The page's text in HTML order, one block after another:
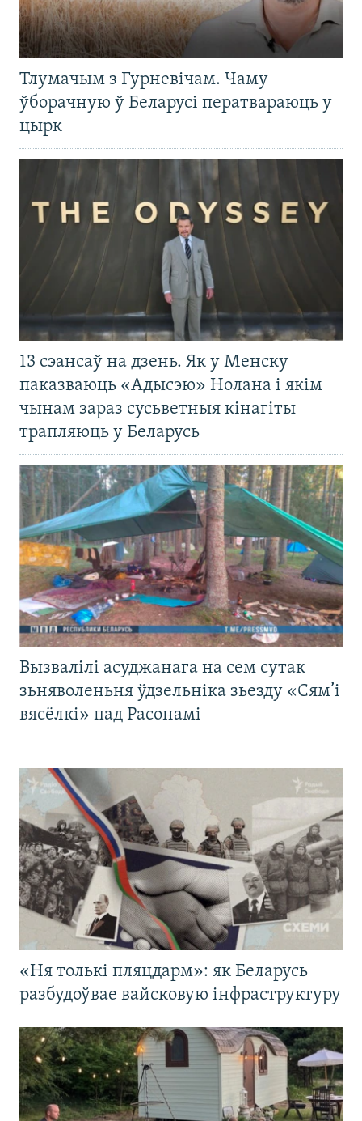
Тлумачым з Гурневічам. Чаму
ўборачную ў Беларусі ператвараюць у
цырк
13 сэансаў на дзень. Як у Менску
паказваюць «Адысэю» Нолана і якім
чынам зараз сусьветныя кінагіты
трапляюць у Беларусь
Вызвалілі асуджанага на сем сутак
зьняволеньня ўдзельніка зьезду «Сям’і
вясёлкі» пад Расонамі
«Ня толькі пляцдарм»: як Беларусь
разбудоўвае вайсковую інфраструктуру